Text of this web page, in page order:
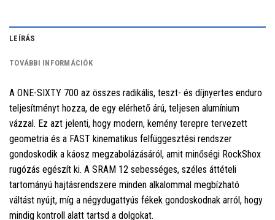
LEÍRÁS
TOVÁBBI INFORMÁCIÓK
A ONE-SIXTY 700 az összes radikális, teszt- és díjnyertes enduro
teljesítményt hozza, de egy elérhető árú, teljesen alumínium
vázzal. Ez azt jelenti, hogy modern, kemény terepre tervezett
geometria és a FAST kinematikus felfüggesztési rendszer
gondoskodik a káosz megzabolázásáról, amit minőségi RockShox
rugózás egészít ki. A SRAM 12 sebességes, széles áttételi
tartományú hajtásrendszere minden alkalommal megbízható
váltást nyújt, míg a négydugattyús fékek gondoskodnak arról, hogy
mindig kontroll alatt tartsd a dolgokat.